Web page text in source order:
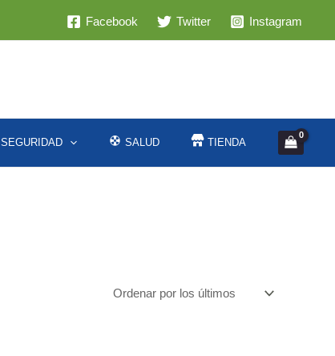
Facebook Twitter Instagram
SEGURIDAD SALUD TIENDA